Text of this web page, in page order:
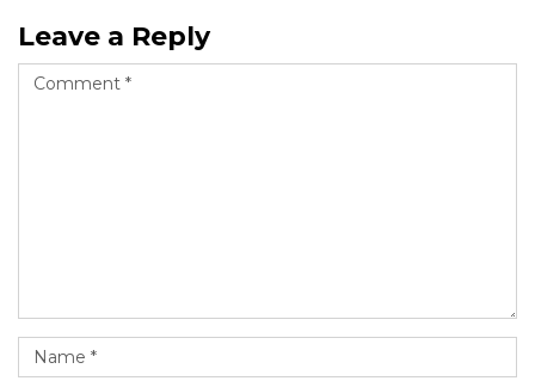
Leave a Reply